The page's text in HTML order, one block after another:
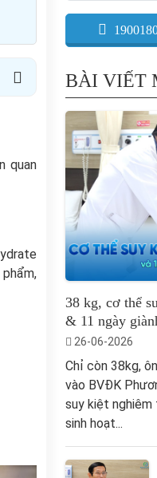
quan
BÀI VIẾT
38 kg, cơ thể
& 11 ngày
26-06-2026
Chỉ còn 38kg,
vào BVĐK
suy kiệt nghiêm
sinh hoạt...